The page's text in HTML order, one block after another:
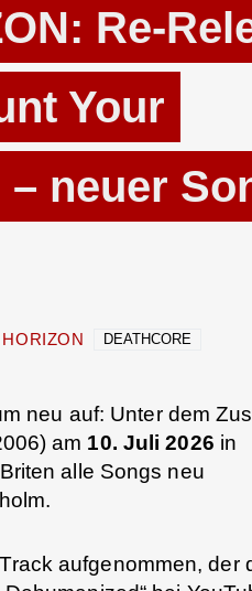
Re-
Your
neuer
DEATHCORE
neu auf: Unter dem
am 10. Juli 2026 in
alle Songs neu
aufgenommen, der